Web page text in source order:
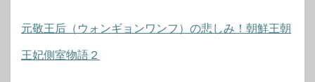
元敬王后（ウォンギョンワンフ）の悲しみ！朝鮮王朝
王妃側室物語２